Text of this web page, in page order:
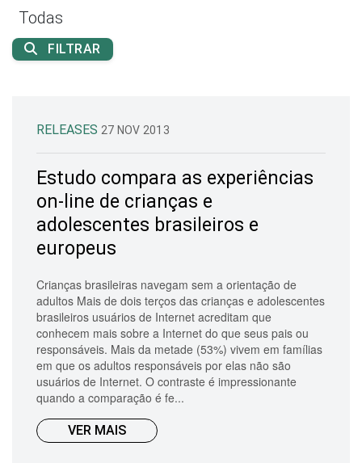
Todas
FILTRAR
RELEASES 27 NOV 2013
Estudo compara as experiências
on-line de crianças e
adolescentes brasileiros e
europeus
Crianças brasileiras navegam sem a orientação de
adultos Mais de dois terços das crianças e adolescentes
brasileiros usuários de Internet acreditam que
conhecem mais sobre a Internet do que seus pais ou
responsáveis. Mais da metade (53%) vivem em famílias
em que os adultos responsáveis por elas não são
usuários de Internet. O contraste é impressionante
quando a comparação é fe...
VER MAIS